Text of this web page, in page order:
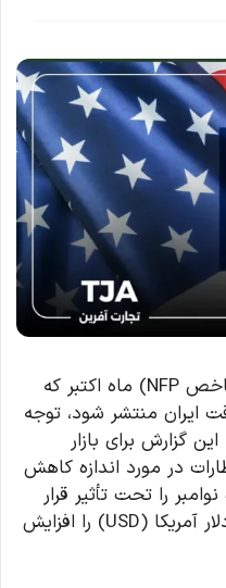
حقوق و دستمزد غیرکشاورزی (شاخص NFP) ماه اکتبر که
امروز ساعت 16:00 بوقت ایران منتشر شود، توجه
گزارش برای بازار
در مورد اندازه کاهش
را تحت تأثیر قرار
می دهد، که می تواند نوسانات دلار آمریکا (USD) را افزایش